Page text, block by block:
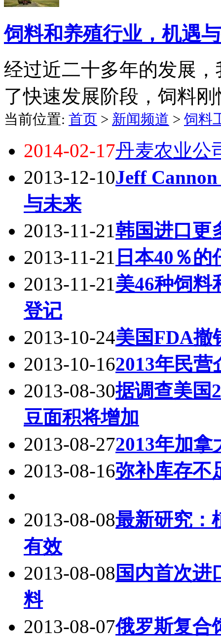
饲料和养殖行业，机遇
经过近二十多年的发展
了快速发展阶段，饲料刚
当前位置: 首页 > 新闻频道 > 饲料
2014-02-17丹麦农业公
2013-12-10Jeff
与未来
2013-11-21韩国进口更
2013-11-21 日本40％
2013-11-21美46种饲料
登记
2013-10-24美国FDA撤
2013-10-162013年民营
2013-08-30据调查美国
豆面积将增加
2013-08-272013年加
2013-08-16弥补库存不
2013-08-08最新研究：
有效
2013-08-08 国内首次进
料
2013-08-07俄罗斯复合